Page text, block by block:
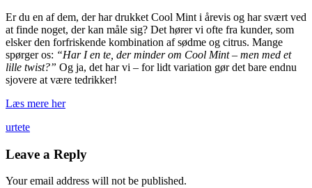
Er du en af dem, der har drukket Cool Mint i årevis og har svært ved
at finde noget, der kan måle sig? Det hører vi ofte fra kunder, som
elsker den forfriskende kombination af sødme og citrus. Mange
spørger os: “Har I en te, der minder om Cool Mint – men med et
lille twist?” Og ja, det har vi – for lidt variation gør det bare endnu
sjovere at være tedrikker!
Læs mere her
urtete
Leave a Reply
Your email address will not be published.